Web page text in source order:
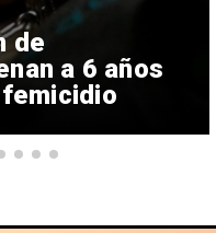
de
a 6 años